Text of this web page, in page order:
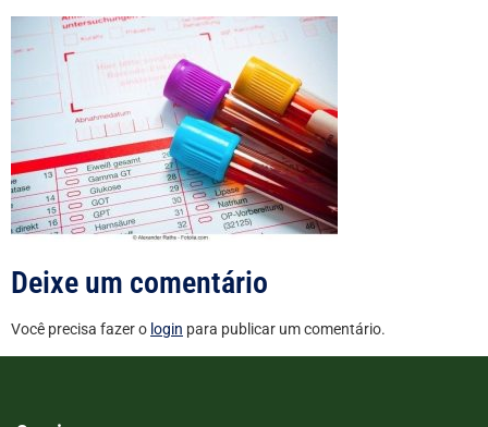
Deixe um comentário
Você precisa fazer o login para publicar um comentário.